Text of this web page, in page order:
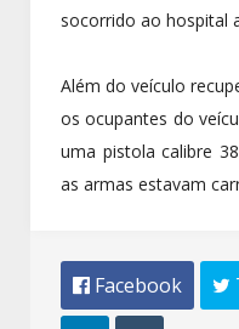
socorrido ao hospital
Além do veículo
os ocupantes do
uma pistola calibre
as armas estavam
 Facebook 